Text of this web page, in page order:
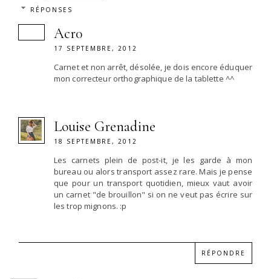
RÉPONSES
Acr0
17 SEPTEMBRE, 2012
Carnet et non arrêt, désolée, je dois encore éduquer
mon correcteur orthographique de la tablette ^^
Louise Grenadine
18 SEPTEMBRE, 2012
Les carnets plein de post-it, je les garde à mon
bureau ou alors transport assez rare. Mais je pense
que pour un transport quotidien, mieux vaut avoir
un carnet "de brouillon" si on ne veut pas écrire sur
les trop mignons. :p
RÉPONDRE